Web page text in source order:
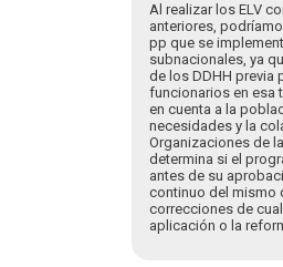
Al realizar los ELV
anteriores,
pp que se
subnacionales, ya
de los DDHH previa
funcionarios en esa
en cuenta a la
necesidades y la
Organizaciones de
determina si el
antes de su
continuo del mismo
correcciones de
aplicación o la